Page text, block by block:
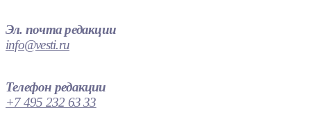
Эл. почта редакции
info@vesti.ru
Телефон редакции
+7 495 232 63 33